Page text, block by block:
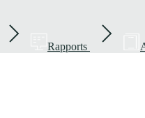
Rapports